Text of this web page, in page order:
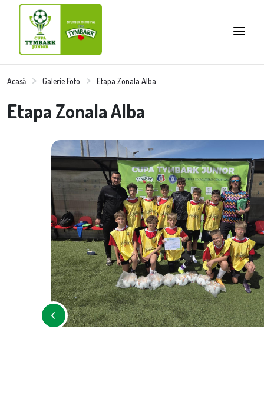
Acasă Galerie Foto Etapa Zonala Alba
Etapa Zonala Alba